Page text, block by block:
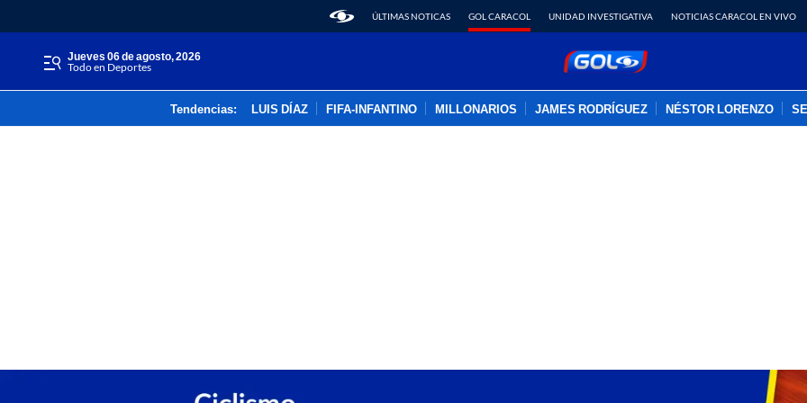
ÚLTIMAS NOTICAS GOL CARACOL UNIDAD INVESTIGATIVA NOTICIAS CARACOL EN VIVO
jueves 06 de agosto, 2026
Todo en Deportes
Tendencias: LUIS DÍAZ FIFA-INFANTINO MILLONARIOS JAMES RODRÍGUEZ NÉSTOR LORENZO